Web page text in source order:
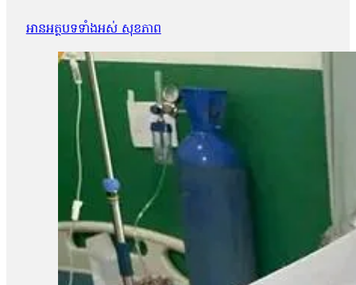
អានអត្ថបទទាំងអស់ សុខភាព